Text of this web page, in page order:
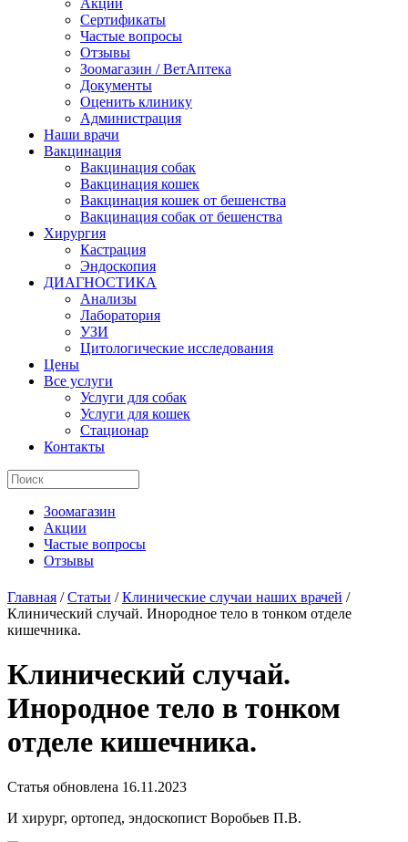
Акции
Сертификаты
Частые вопросы
Отзывы
Зоомагазин / ВетАптека
Документы
Оценить клинику
Администрация
Наши врачи
Вакцинация
Вакцинация собак
Вакцинация кошек
Вакцинация кошек от бешенства
Вакцинация собак от бешенства
Хирургия
Кастрация
Эндоскопия
ДИАГНОСТИКА
Анализы
Лаборатория
УЗИ
Цитологические исследования
Цены
Все услуги
Услуги для собак
Услуги для кошек
Стационар
Контакты
Зоомагазин
Акции
Частые вопросы
Отзывы
Главная /Статьи /Клинические случаи наших врачей /
Клинический случай. Инородное тело в тонком отделе
кишечника.
Клинический случай.
Инородное тело в тонком
отделе кишечника.
Статья обновлена 16.11.2023
И хирург, ортопед, эндоскопист Воробьев П.В.